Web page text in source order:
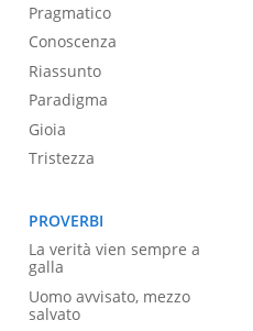
Pragmatico
Conoscenza
Riassunto
Paradigma
Gioia
Tristezza
PROVERBI
La verità vien sempre a
galla
Uomo avvisato, mezzo
salvato